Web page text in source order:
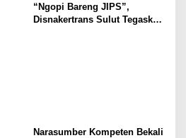
“Ngopi Bareng JIPS”,
Disnakertrans Sulut Tegaskan
Narasumber Kompeten Bekali